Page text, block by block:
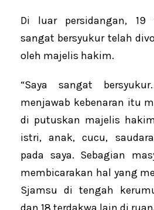
Di luar persidangan, 19
sangat bersyukur telah
oleh majelis hakim.
“Saya sangat
menjawab kebenaran itu
di putuskan majelis
istri, anak, cucu,
pada saya. Sebagian
membicarakan hal yang
Sjamsu di tengah